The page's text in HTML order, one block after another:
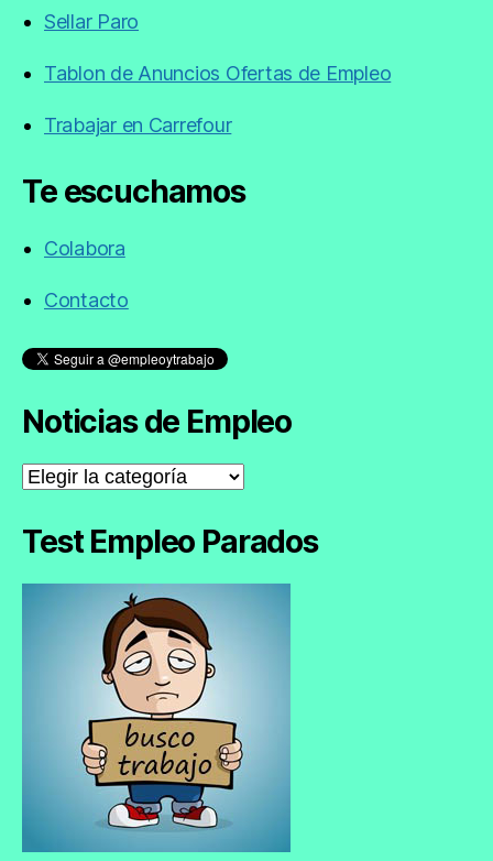
Sellar Paro
Tablon de Anuncios Ofertas de Empleo
Trabajar en Carrefour
Te escuchamos
Colabora
Contacto
Noticias de Empleo
Noticias
de
Test Empleo Parados